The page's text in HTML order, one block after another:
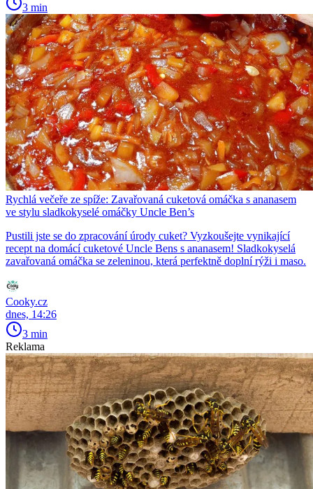
3 min
Rychlá večeře ze spíže: Zavařovaná cuketová omáčka s ananasem
ve stylu sladkokyselé omáčky Uncle Ben’s
Pustili jste se do zpracování úrody cuket? Vyzkoušejte vynikající
recept na domácí cuketové Uncle Bens s ananasem! Sladkokyselá
zavařovaná omáčka se zeleninou, která perfektně doplní rýži i maso.
Cooky.cz
dnes, 14:26
3 min
Reklama